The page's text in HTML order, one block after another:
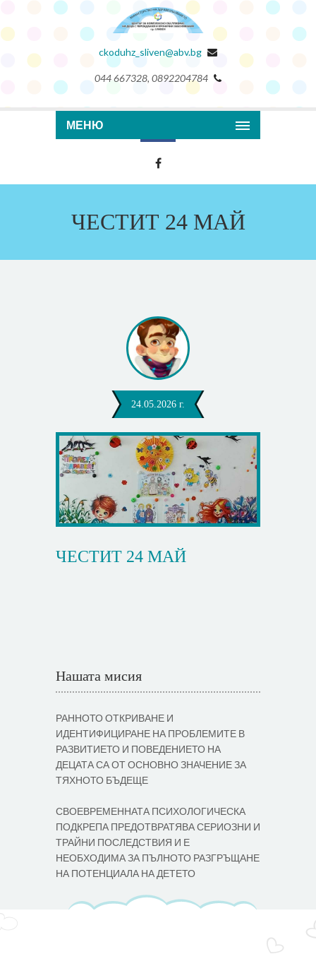
ckoduhz_sliven@abv.bg
044 667328, 0892204784
МЕНЮ
ЧЕСТИТ 24 МАЙ
24.05.2026 г.
ЧЕСТИТ 24 МАЙ
Нашата мисия
РАННОТО ОТКРИВАНЕ И
ИДЕНТИФИЦИРАНЕ НА ПРОБЛЕМИТЕ В
РАЗВИТИЕТО И ПОВЕДЕНИЕТО НА
ДЕЦАТА СА ОТ ОСНОВНО ЗНАЧЕНИЕ ЗА
ТЯХНОТО БЪДЕЩЕ
СВОЕВРЕМЕННАТА ПСИХОЛОГИЧЕСКА
ПОДКРЕПА ПРЕДОТВРАТЯВА СЕРИОЗНИ И
ТРАЙНИ ПОСЛЕДСТВИЯ И Е
НЕОБХОДИМА ЗА ПЪЛНОТО РАЗГРЪЩАНЕ
НА ПОТЕНЦИАЛА НА ДЕТЕТО